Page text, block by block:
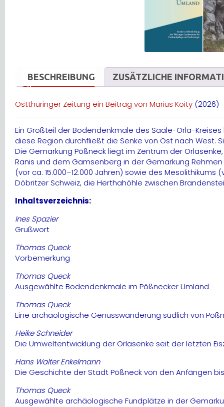
BESCHREIBUNG ZUSÄTZLICHE
Ostthüringer Zeitung ein Beitrag von Marius Koity (2026)
Ein Großteil der Bodendenkmale des Saale-Orla-
diese Region durchfließt die Senke von Ost nach West.
Die Gemarkung Pößneck liegt im Zentrum der
Ranis und dem Gamsenberg in der Gemarkung
(vor ca. 15.000–12.000 Jahren) sowie des
Döbritzer Schweiz, die Herthahöhle zwischen
Inhaltsverzeichnis:
Ines Spazier
Grußwort
Thomas Queck
Vorbemerkung
Thomas Queck
Ausgewählte Bodendenkmale im Pößnecker Umland
Thomas Queck
Eine archäologische Genusswanderung südlich von
Heike Schneider
Die Umweltentwicklung der Orlasenke seit der letzten
Hans Walter Enkelmann
Die Geschichte der Stadt Pößneck von den Anfängen
Thomas Queck
Ausgewählte archäologische Fundplätze in der